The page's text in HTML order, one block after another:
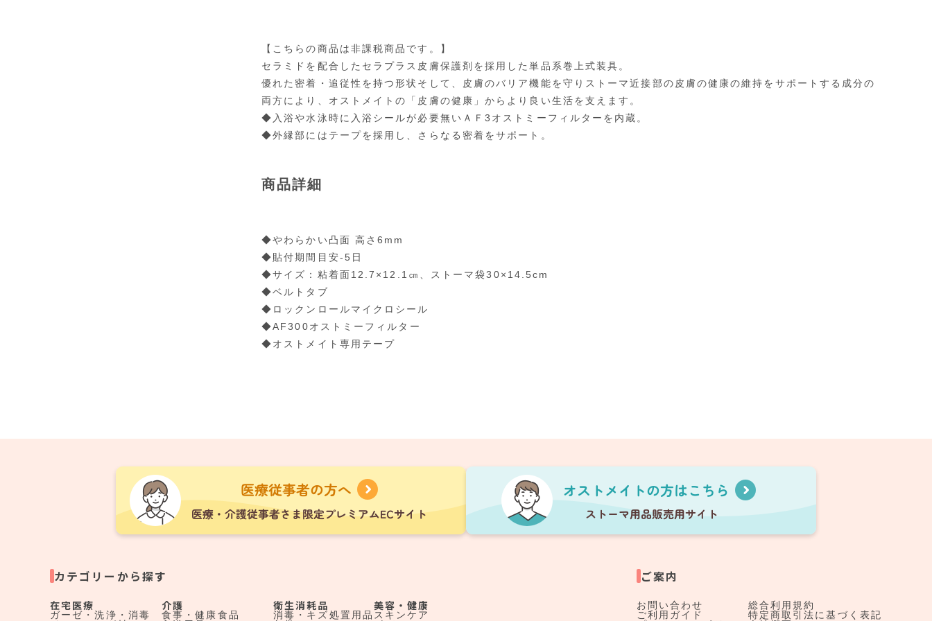
【こちらの商品は非課税商品です。】
セラミドを配合したセラプラス皮膚保護剤を採用した単品系巻上式装具。
優れた密着・追従性を持つ形状そして、皮膚のバリア機能を守りストーマ近接部の皮膚の健康の維持をサポートする成分の
両方により、オストメイトの「皮膚の健康」からより良い生活を支えます。
◆入浴や水泳時に入浴シールが必要無いＡＦ3オストミーフィルターを内蔵。
◆外縁部にはテープを採用し、さらなる密着をサポート。
商品詳細
◆やわらかい凸面 高さ6mm
◆貼付期間目安-5日
◆サイズ：粘着面12.7×12.1㎝、ストーマ袋30×14.5cm
◆ベルトタブ
◆ロックンロールマイクロシール
◆AF300オストミーフィルター
◆オストメイト専用テープ
カテゴリーから探す
在宅医療
ガーゼ・洗浄・消毒
介護
食事・健康食品
衛生消耗品
消毒・キズ処置用品
美容・健康
スキンケア
ご案内
お問い合わせ
ご利用ガイド
総合利用規約
特定商取引法に基づく表記